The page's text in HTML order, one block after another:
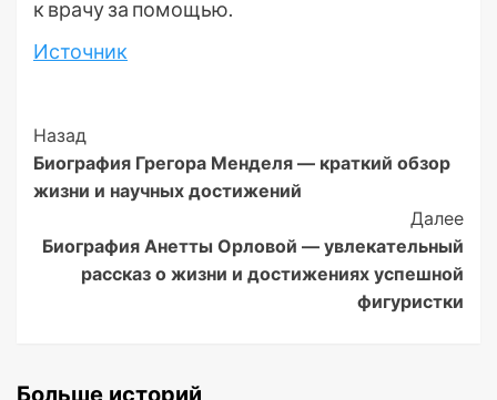
к врачу за помощью.
Источник
Post
Navigation
Назад
Биография Грегора Менделя — краткий обзор
жизни и научных достижений
Далее
Биография Анетты Орловой — увлекательный
рассказ о жизни и достижениях успешной
фигуристки
Больше историй